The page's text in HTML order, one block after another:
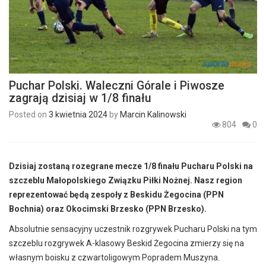
Puchar Polski. Waleczni Górale i Piwosze
zagrają dzisiaj w 1/8 finału
Posted on 3 kwietnia 2024 by Marcin Kalinowski
804
0
Dzisiaj zostaną rozegrane mecze 1/8 finału Pucharu Polski na
szczeblu Małopolskiego Związku Piłki Nożnej. Nasz region
reprezentować będą zespoły z Beskidu Żegocina (PPN
Bochnia) oraz Okocimski Brzesko (PPN Brzesko).
Absolutnie sensacyjny uczestnik rozgrywek Pucharu Polski na tym
szczeblu rozgrywek A-klasowy Beskid Żegocina zmierzy się na
własnym boisku z czwartoligowym Popradem Muszyna.